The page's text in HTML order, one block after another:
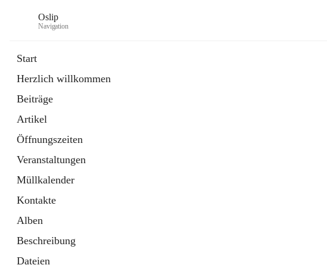
Oslip
Navigation
Start
Herzlich willkommen
Beiträge
Artikel
Öffnungszeiten
Veranstaltungen
Müllkalender
Kontakte
Alben
Beschreibung
Dateien